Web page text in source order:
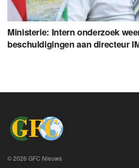
Ministerie: Intern onderzoek
beschuldigingen aan directeur
© 2026 GFC Nieuws